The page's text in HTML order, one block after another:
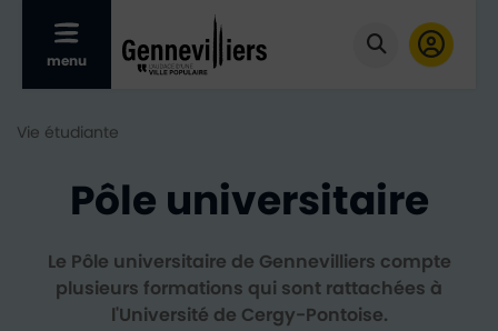
Afficher le menu mobile
menu Cliquer
Vie étudiante
Pôle universitaire
Le Pôle universitaire de Gennevilliers compte
plusieurs formations qui sont rattachées à
l'Université de Cergy-Pontoise.